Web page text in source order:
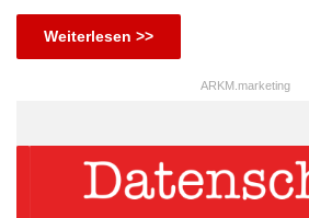
Weiterlesen >>
ARKM.marketing